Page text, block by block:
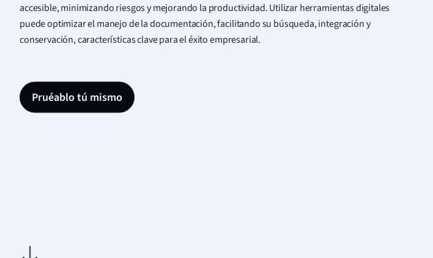
accesible, minimizando riesgos y mejorando la productividad. Utilizar herramientas digitales
puede optimizar el manejo de la documentación, facilitando su búsqueda, integración y
conservación, características clave para el éxito empresarial.
Pruéablo tú mismo